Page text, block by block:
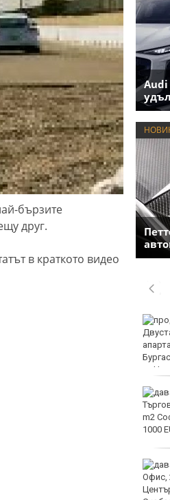
бързите
друг.
в краткото видео
Audi